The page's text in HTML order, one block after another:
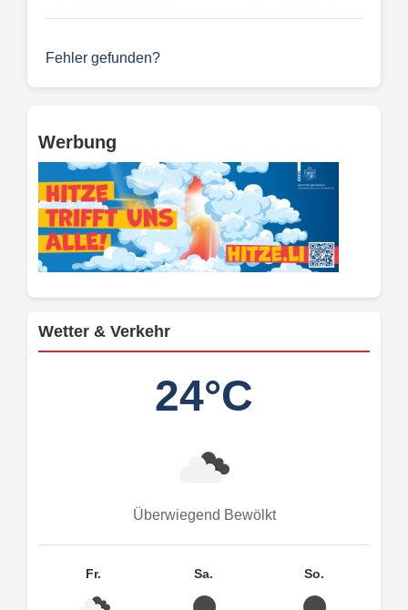
Fehler gefunden?
Werbung
Wetter & Verkehr
24°C
Überwiegend Bewölkt
Fr. Sa. So.